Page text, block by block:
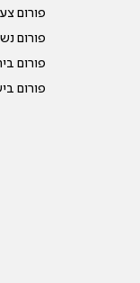
פורום
פורום
פורום
פורום